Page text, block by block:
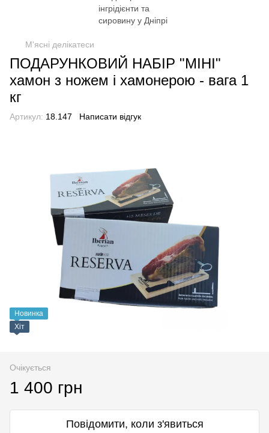
М'ясні делікатеси
ПОДАРУНКОВИЙ НАБІР "МІНІ"
хамон з ножем і хамонерою - вага 1
кг
Артикул: 18.147 Написати відгук
Новинка
Хіт
Очікується
1 400 грн
Повідомити, коли з'явиться